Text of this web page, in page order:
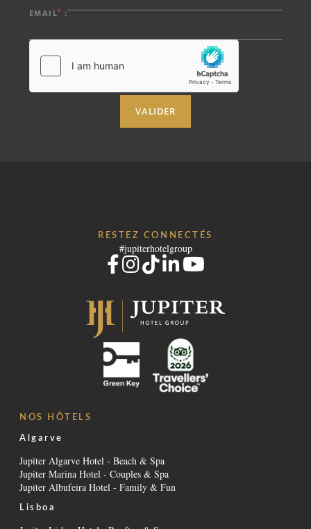
EMAIL* :
VALIDER
NOS HÔTELS
Algarve
Jupiter Algarve Hotel - Beach & Spa
Jupiter Marina Hotel - Couples & Spa
Jupiter Albufeira Hotel - Family & Fun
Lisboa
RESTEZ CONNECTÉS
#jupiterhotelgroup
ÉVÉNEMENTS & RÉUNIONS
ACTUALITÉS
CONTACTEZ-NOUS
Veuillez sélectionner un hôtel pour réserver.
NUITS
RÉSERVER